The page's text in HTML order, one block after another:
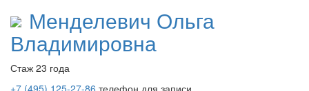
Менделевич Ольга
Владимировна
Стаж 23 года